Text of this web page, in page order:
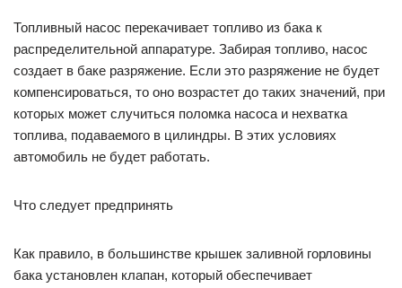
Топливный насос перекачивает топливо из бака к
распределительной аппаратуре. Забирая топливо, насос
создает в баке разряжение. Если это разряжение не будет
компенсироваться, то оно возрастет до таких значений, при
которых может случиться поломка насоса и нехватка
топлива, подаваемого в цилиндры. В этих условиях
автомобиль не будет работать.
Что следует предпринять
Как правило, в большинстве крышек заливной горловины
бака установлен клапан, который обеспечивает